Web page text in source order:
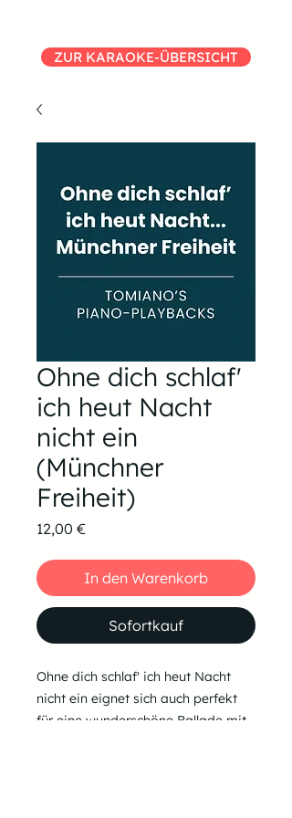
ZUR KARAOKE-ÜBERSICHT
Ohne dich schlaf'
ich heut Nacht
nicht ein
(Münchner
Freiheit)
12,00 €Preis
In den Warenkorb
Sofortkauf
Ohne dich schlaf' ich heut Nacht
nicht ein eignet sich auch perfekt
für eine wunderschöne Ballade mit